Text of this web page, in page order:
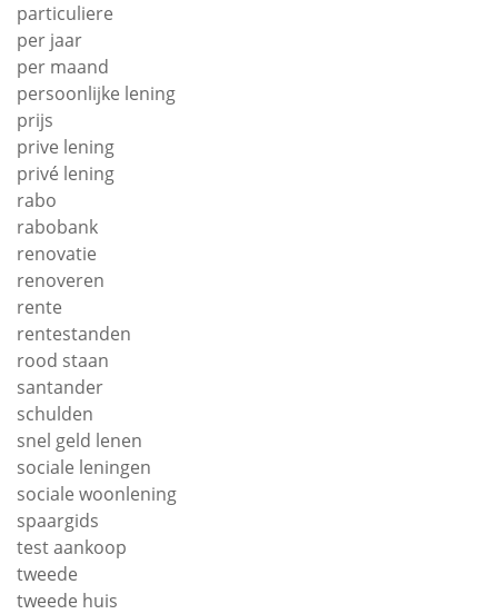
particuliere
per jaar
per maand
persoonlijke lening
prijs
prive lening
privé lening
rabo
rabobank
renovatie
renoveren
rente
rentestanden
rood staan
santander
schulden
snel geld lenen
sociale leningen
sociale woonlening
spaargids
test aankoop
tweede
tweede huis